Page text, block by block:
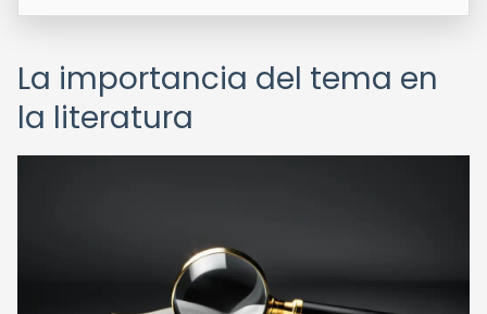
La importancia del tema en
la literatura